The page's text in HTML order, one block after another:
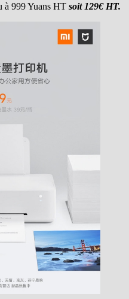
à 999 Yuans HT soit 129€ HT.